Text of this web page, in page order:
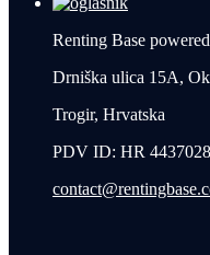
Renting Base
Drniška ulica 15A,
Trogir, Hrvatska
PDV ID: HR